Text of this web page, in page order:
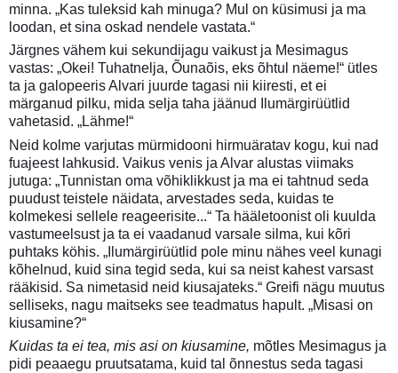
minna. „Kas tuleksid kah minuga? Mul on küsimusi ja ma
loodan, et sina oskad nendele vastata.“
Järgnes vähem kui sekundijagu vaikust ja Mesimagus
vastas: „Okei! Tuhatnelja, Õunaõis, eks õhtul näeme!“ ütles
ta ja galopeeris Alvari juurde tagasi nii kiiresti, et ei
märganud pilku, mida selja taha jäänud Ilumärgirüütlid
vahetasid. „Lähme!“
Neid kolme varjutas mürmidooni hirmuäratav kogu, kui nad
fuajeest lahkusid. Vaikus venis ja Alvar alustas viimaks
jutuga: „Tunnistan oma võhiklikkust ja ma ei tahtnud seda
puudust teistele näidata, arvestades seda, kuidas te
kolmekesi sellele reageerisite...“ Ta hääletoonist oli kuulda
vastumeelsust ja ta ei vaadanud varsale silma, kui kõri
puhtaks köhis. „Ilumärgirüütlid pole minu nähes veel kunagi
kõhelnud, kuid sina tegid seda, kui sa neist kahest varsast
rääkisid. Sa nimetasid neid kiusajateks.“ Greifi nägu muutus
selliseks, nagu maitseks see teadmatus hapult. „Misasi on
kiusamine?“
Kuidas ta ei tea, mis asi on kiusamine, mõtles Mesimagus ja
pidi peaaegu pruutsatama, kuid tal õnnestus seda tagasi